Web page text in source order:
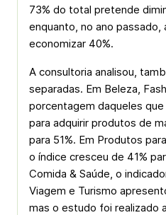
73% do total pretende
enquanto, no ano passado,
economizar 40%.
A consultoria analisou,
separadas. Em Beleza,
porcentagem daqueles
para adquirir produtos de
para 51%. Em Produtos
o índice cresceu de 41%
Comida & Saúde, o
Viagem e Turismo
mas o estudo foi realizado